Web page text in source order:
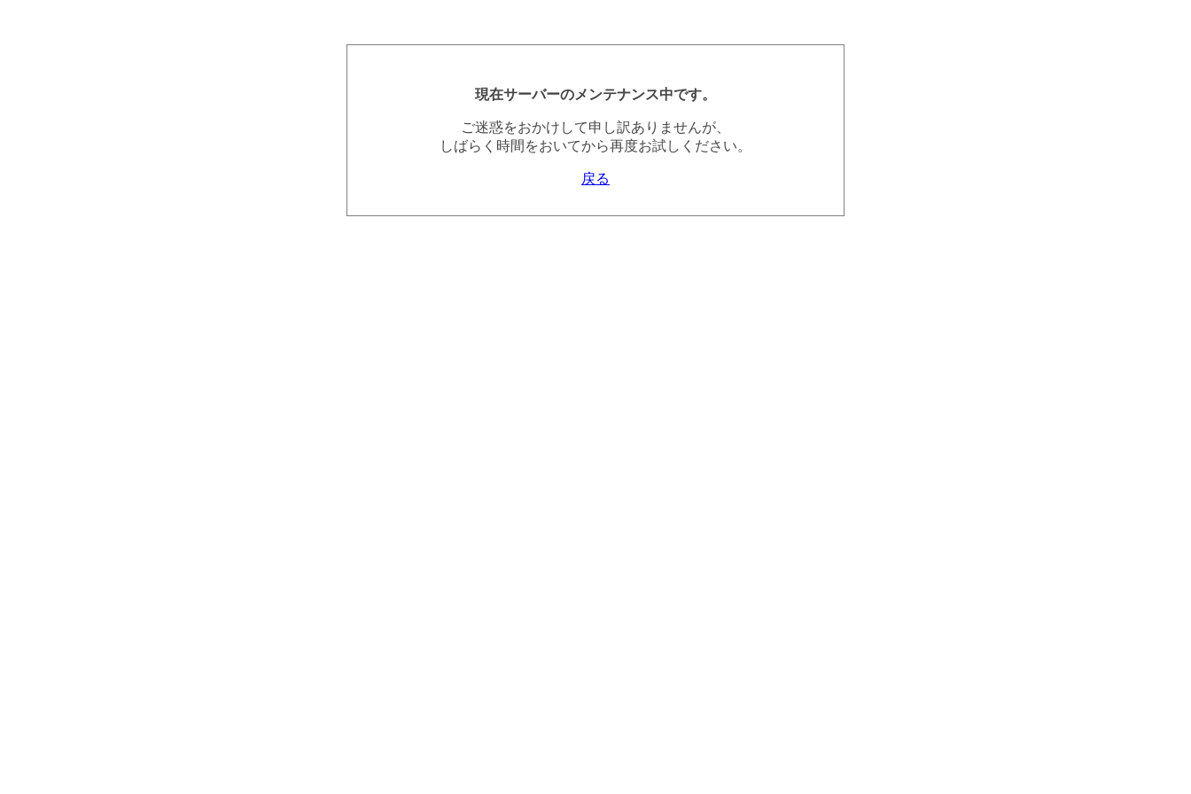
現在サーバーのメンテナンス中です。
ご迷惑をおかけして申し訳ありませんが、
しばらく時間をおいてから再度お試しください。
戻る